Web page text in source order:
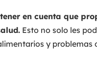
en cuenta que
Esto no solo les
y problemas